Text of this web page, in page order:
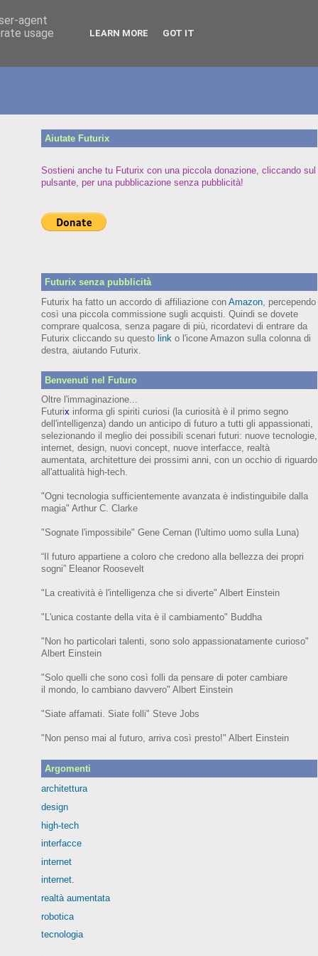
Aiutate Futurix
Sostieni anche tu Futurix con una piccola donazione, cliccando sul
pulsante, per una pubblicazione senza pubblicità!
Futurix senza pubblicità
Futurix ha fatto un accordo di affiliazione con Amazon, percependo
così una piccola commissione sugli acquisti. Quindi se dovete
comprare qualcosa, senza pagare di più, ricordatevi di entrare da
Futurix cliccando su questo link o l'icone Amazon sulla colonna di
destra, aiutando Futurix.
Benvenuti nel Futuro
Oltre l'immaginazione...
Futurix informa gli spiriti curiosi (la curiosità è il primo segno
dell'intelligenza)dando un anticipo di futuroa tutti gli appassionati,
selezionando il meglio dei possibili scenari futuri: nuove tecnologie,
internet, design, nuovi concept, nuove interfacce, realtà
aumentata, architetture dei prossimi anni, con un occhio di riguardo
all'attualità high-tech.
"Ogni tecnologia sufficientemente avanzata è indistinguibile dalla
magia" Arthur C. Clarke
"Sognate l'impossibile" Gene Cernan (l'ultimo uomo sulla Luna)
“Il futuro appartiene a coloro che credono alla bellezza dei propri
sogni” EleanorRoosevelt
"La creatività è l'intelligenza che si diverte" Albert Einstein
"L'unica costante della vita è il cambiamento" Buddha
"Non ho particolari talenti, sono solo appassionatamente curioso"
Albert Einstein
"Solo quelli che sono così folli da pensare di poter cambiare
il mondo, lo cambiano davvero" Albert Einstein
"Siate affamati. Siate folli" Steve Jobs
"Non penso mai al futuro, arriva così presto!" Albert Einstein
Argomenti
architettura
design
high-tech
interfacce
internet
internet.
realtà aumentata
robotica
tecnologia
agent
usage
LEARN MORE GOT IT